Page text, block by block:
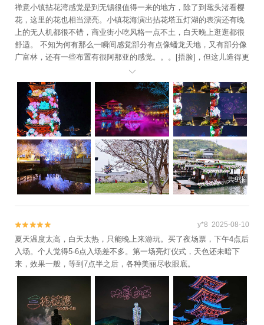
际花鸟园+铃兰国际潜水俱乐部+无锡博物院
+崇安寺+无锡太湖鼋头渚风景区+华西龙希
大酒店观光区+太湖之星摩天轮+中国宜兴陶
瓷博物馆+江阴文庙+惠山寺+清名桥+宜兴竹
海楼外楼农庄+灵山胜境+无锡农博园+惠山
特色美食-竹海鑫福楼饭店+乐玩陶艺江阴店
+宜兴竹铭仙境+南禅寺+真人CS拓展联盟
（江阴马镇真人CS基地）+崇安寺游乐场+宜
兴丹凤楼农家乐+宜兴阳羡湖农家乐+宜兴竹
海青梅竹马农家乐+宜兴合家欢乐园+宜兴竹
海湾农家乐+善卷洞新宝盛酒店+宜兴竹海九
九楼农家土菜馆+无锡海洋馆+江阴市体育中
心+无锡市体育中心+宜兴市体育中心篮球训
练馆+观蠡湖高尔夫+宜兴二十三湾+三国城
三江口太湖水上乐园+宜兴金沙湾生态农庄
+禅意小镇·拈花湾+无锡太湖游船+无锡本地
玩乐+无锡演艺剧院-已下线+蠡湖沙雕+宜兴
水恩思迪帆船中心+中视无锡影视基地+宜兴
玉龙潭油纸伞文化节+宜兴竹海国际氡泉+华
西村机器人世界+九龙湾花星球+宜兴海啦啦
城市乐园+无锡旅行跟拍+太湖石窟+苏州花
山自然风景区+尚田小镇+华西世界探险公园
禅意小镇拈花湾感觉是到无锡很值得一来的地方，除了到鼋头渚看樱
花，这里的花也相当漂亮。小镇花海演出拈花塔五灯湖的表演还有晚
上的无人机都很不错，商业街小吃风格一点不土，白天晚上逛逛都很
舒适。 不知为何有那么一瞬间感觉部分有点像蟠龙天地，又有部分像
广富林，还有一些布置有很阿那亚的感觉。。。[捂脸]，但这儿造得更
早吧，门票感觉略贵。 景区内酒店客栈很多，波罗蜜多酒店蛮不错车
能开进来，旁边就是鹿鸣谷，第二天上午进去走走很舒服，餐饮也蛮
多，拈花锡食看到人气很高，味道也还行。另外最近还有联名Rolife若
来nanci都做的好精致。

共9张

 y*8 2025-08-10
夏天温度太高，白天太热，只能晚上来游玩。买了夜场票，下午4点后
入场。个人觉得5-6点入场差不多。第一场亮灯仪式，天色还未暗下
来，效果一般，等到7点半之后，各种美丽尽收眼底。